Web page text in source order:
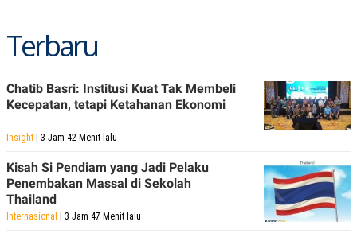
Terbaru
Chatib Basri: Institusi Kuat Tak Membeli
Kecepatan, tetapi Ketahanan Ekonomi
Insight | 3 Jam 42 Menit lalu
Kisah Si Pendiam yang Jadi Pelaku
Penembakan Massal di Sekolah
Thailand
Internasional | 3 Jam 47 Menit lalu